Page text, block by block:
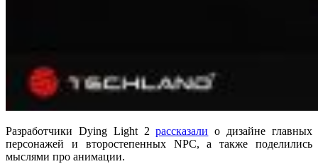
Разработчики Dying Light 2рассказали о дизайне главных
персонажей и второстепенных NPC, а также поделились
мыслями про анимации.